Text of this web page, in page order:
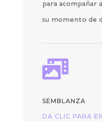
para acompañar
su momento de

SEMBLANZA
DA CLIC PARA